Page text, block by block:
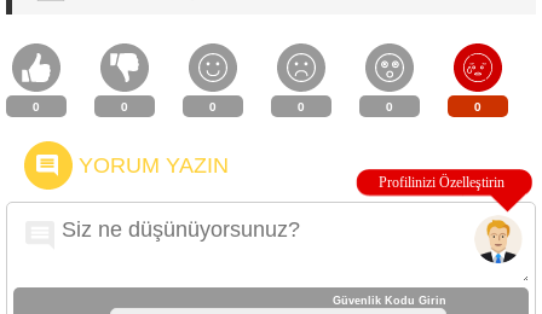
0 0 0 0 0 0
YORUM YAZIN
Güvenlik Kodu Girin